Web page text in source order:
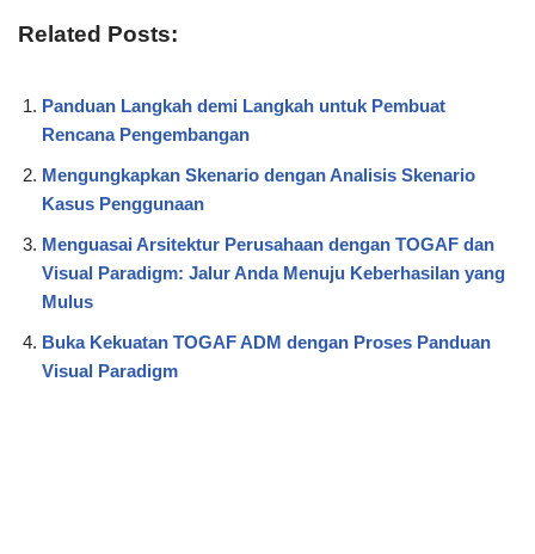
Related Posts:
Panduan Langkah demi Langkah untuk Pembuat
Rencana Pengembangan
Mengungkapkan Skenario dengan Analisis Skenario
Kasus Penggunaan
Menguasai Arsitektur Perusahaan dengan TOGAF dan
Visual Paradigm: Jalur Anda Menuju Keberhasilan yang
Mulus
Buka Kekuatan TOGAF ADM dengan Proses Panduan
Visual Paradigm